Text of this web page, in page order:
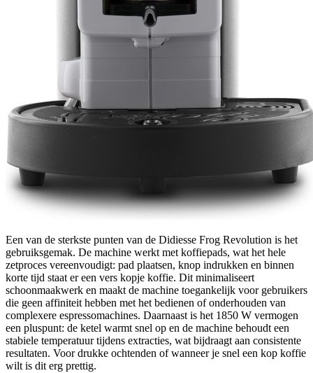
Een van de sterkste punten van de Didiesse Frog Revolution is het
gebruiksgemak. De machine werkt met koffiepads, wat het hele
zetproces vereenvoudigt: pad plaatsen, knop indrukken en binnen
korte tijd staat er een vers kopje koffie. Dit minimaliseert
schoonmaakwerk en maakt de machine toegankelijk voor gebruikers
die geen affiniteit hebben met het bedienen of onderhouden van
complexere espressomachines. Daarnaast is het 1850 W vermogen
een pluspunt: de ketel warmt snel op en de machine behoudt een
stabiele temperatuur tijdens extracties, wat bijdraagt aan consistente
resultaten. Voor drukke ochtenden of wanneer je snel een kop koffie
wilt is dit erg prettig.